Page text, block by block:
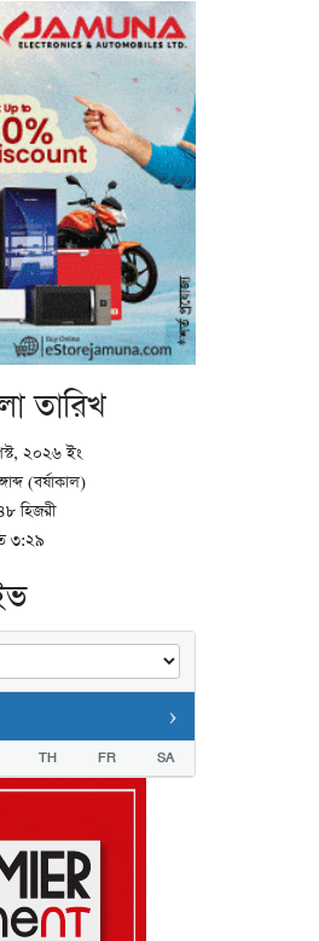
তারিখ
২০২৬ ইং
(বর্ষাকাল)
হিজরী
৩:২৯
›
TH FR SA